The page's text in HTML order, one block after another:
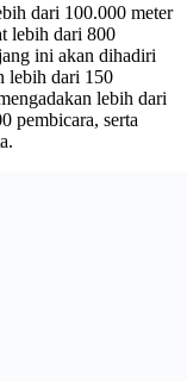
dari 100.000 meter
lebih dari 800
ini akan dihadiri
lebih dari 150
lebih dari
pembicara, serta